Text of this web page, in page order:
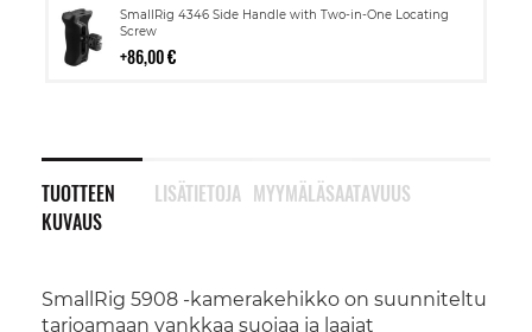
SmallRig 4346 Side Handle with Two-in-One Locating
Screw
86,00 €
Lisää
ostoskoriin
TUOTTEEN
KUVAUS
SmallRig 5908 -kamerakehikko on suunniteltu
tarjoamaan vankkaa suojaa ja laajat
LISÄTIETOJA MYYMÄLÄSAATAVUUS